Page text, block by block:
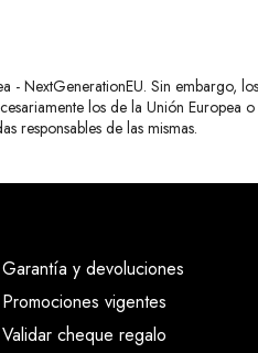
- NextGenerationEU. Sin embargo,
los de la Unión Europea
responsables de las mismas.
Garantía y devoluciones
Promociones vigentes
Validar cheque regalo